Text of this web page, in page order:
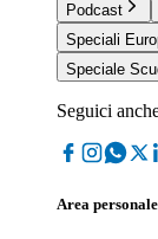
Podcast
Speciali
Speciale
Seguici
Area personale